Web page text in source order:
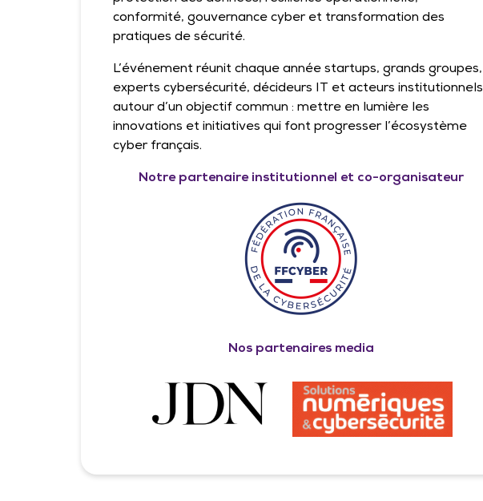
conformité, gouvernance cyber et transformation des
pratiques de sécurité.
L’événement réunit chaque année startups, grands groupes,
experts cybersécurité, décideurs IT et acteurs institutionnels
autour d’un objectif commun : mettre en lumière les
innovations et initiatives qui font progresser l’écosystème
cyber français.
Notre partenaire institutionnel et co-organisateur
Nos partenaires media